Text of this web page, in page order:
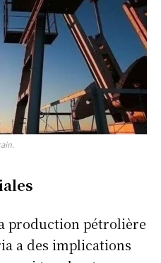
production pétrolière
a des implications